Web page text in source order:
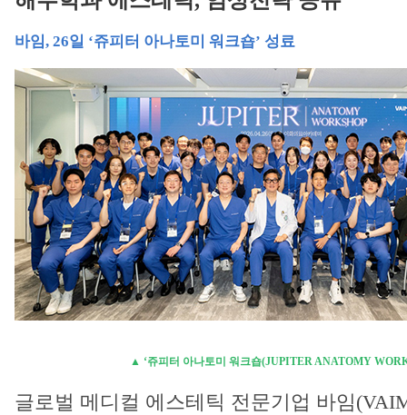
바임, 26일 ‘쥬피터 아나토미 워크숍’ 성료
▲ ‘쥬피터 아나토미 워크숍(JUPITER ANATOMY
글로벌 메디컬 에스테틱 전문기업 바임